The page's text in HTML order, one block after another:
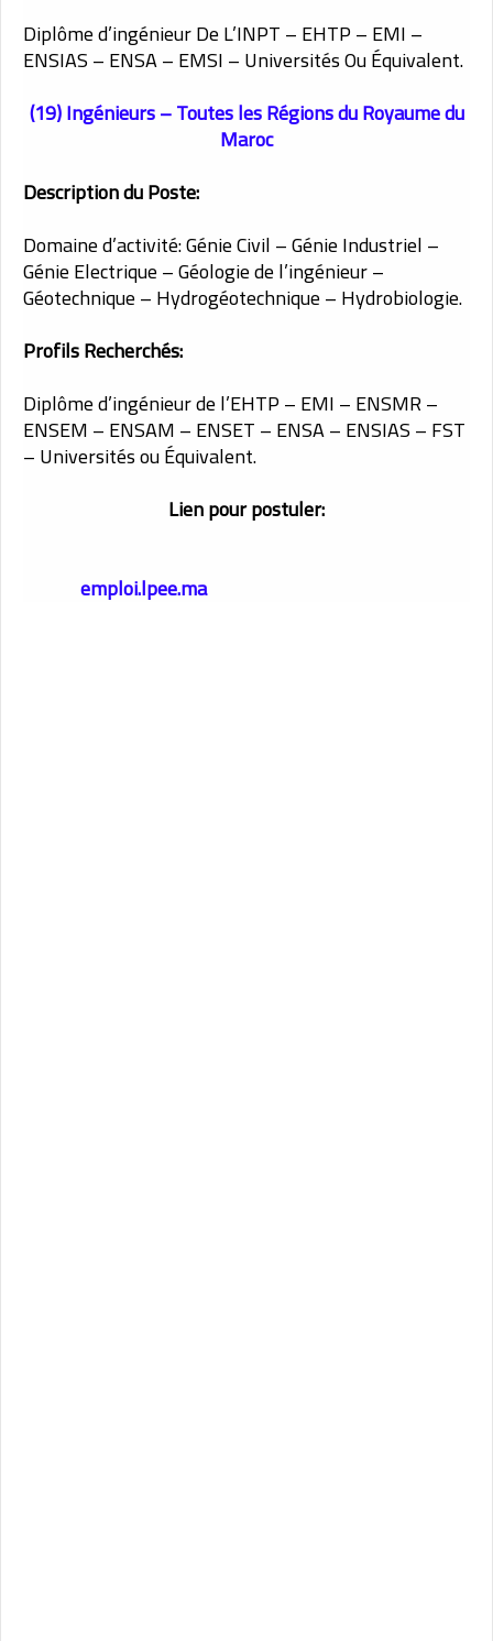
Diplôme d’ingénieur De L’INPT – EHTP – EMI –
ENSIAS – ENSA – EMSI – Universités Ou Équivalent.
(19) Ingénieurs – Toutes les Régions du Royaume du
Maroc
Description du Poste:
Domaine d’activité: Génie Civil – Génie Industriel –
Génie Electrique – Géologie de l’ingénieur –
Géotechnique – Hydrogéotechnique – Hydrobiologie.
Profils Recherchés:
Diplôme d’ingénieur de l’EHTP – EMI – ENSMR –
ENSEM – ENSAM – ENSET – ENSA – ENSIAS – FST
– Universités ou Équivalent.
Lien pour postuler:
emploi.lpee.ma